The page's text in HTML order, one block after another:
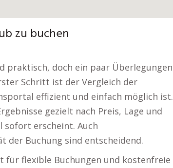
zu buchen
praktisch, doch ein paar Überlegungen
Schritt ist der Vergleich der
effizient und einfach möglich ist.
gezielt nach Preis, Lage und
sofort erscheint. Auch
der Buchung sind entscheidend.
für flexible Buchungen und kostenfreie